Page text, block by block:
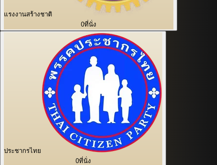
แรงงานสร้างชาติ
0ที่นั่ง
ประชากรไทย
0ที่นั่ง